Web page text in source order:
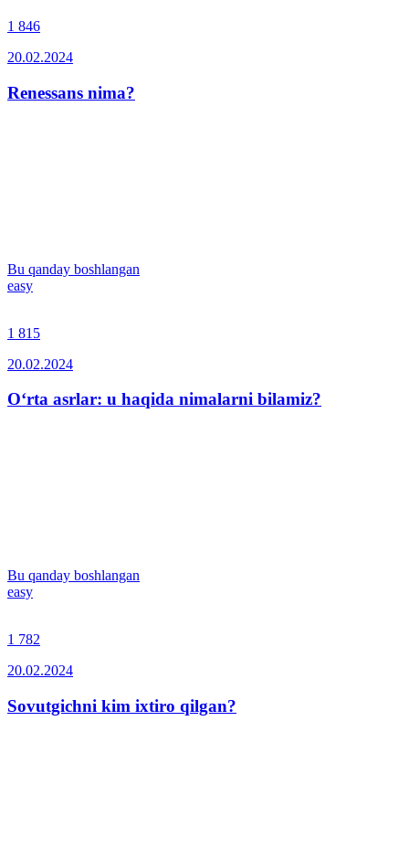
1 846
20.02.2024
Renessans nima?
Bu qanday boshlangan
easy
1 815
20.02.2024
O‘rta asrlar: u haqida nimalarni bilamiz?
Bu qanday boshlangan
easy
1 782
20.02.2024
Sovutgichni kim ixtiro qilgan?